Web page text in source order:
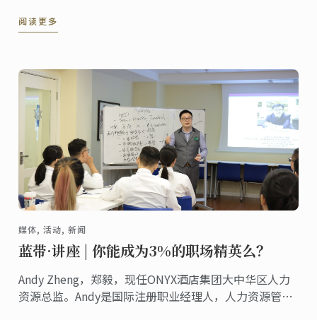
阅读更多
媒体, 活动, 新闻
蓝带·讲座 | 你能成为3%的职场精英么？
Andy Zheng，郑毅，现任ONYX酒店集团大中华区人力
资源总监。Andy是国际注册职业经理人，人力资源管理